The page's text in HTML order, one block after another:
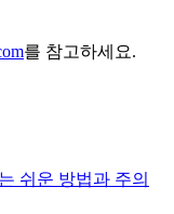
를 참고하세요.
쉬운 방법과 주의